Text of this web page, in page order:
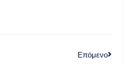
Επόμενο